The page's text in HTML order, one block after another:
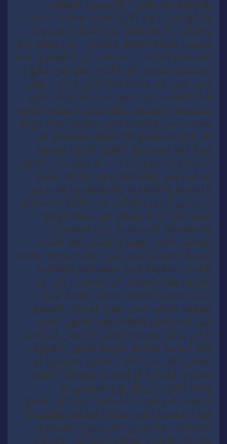
والكواليس ! و ( الآن) أمست مطالب : عجبا !
وبالتالي دائما نتكلم عن الشباب؛ ومحاولة
تشبيب الحياة العامة بالشباب؛ لكن حينما يتم
الاستماع للشباب؛ نستشف بأن الموضوع فيه
استهلاك كلامي أو بالأحرى لغـْو في لـغـوِ (
ومن لغى فلا جمعة له) أليس كذلك : ولأن
هذا الشباب يوجد في صلب التحولات التي
يشهدها المجتمع، فإنه يبدي استياءه بأوجه
متعددة من وضعيته ومن صعوبة إيجاد موقع
له داخل المجتمع (5) فهذا الاستنتاج من
لجنة لها مصداقية القول؛ كلجنة مشروع
النموذج التنموي الجديد، لا فرق. لكن الفرق
ما قيل في التظاهرة بدون مراعاة للقيم
الثقافية والأخلاقية وللموضوعية وللتدوين
التاريخي الحي والفاعل في ذاكرة المستقبل
.بحيث نقرأ ما لا يفهم عبر بساط الواقع
والمعايشة الإمبريقية بأن: المهرجان
الوطني الأول لمسرح الشباب هو امتداد
لتجربة المسرح المدرسي….هذه فرصة مهمة
للشباب لمعرفة حجم موهبتهم وإمكانية
احتراف هذا الميدان من عدمه…. إلى أن
تجربة مسرح الهواة محطة مهمة لإبراز
موهبة الشاب الذي ينوي احتراف المسرح
في المستقبل (6)هنا نعود لقانون الفكر
الذي يحكم بموجبه العقل؛ الرافض للتناقض؛
لأنه أساسا مخالفة صريحة لقانون الهوية .
بمعنى هل نحن أمام ( مسرح مدرسي) أم
(مسرح الشباب) أم (مسرح الهواة) ؟ نعلم
والله أعلم ؛ بأن كل نوع مسرحي له
خصوصيته وهويته الأساس؛ وإن كان المنبع
هو [ المسرح] في عطائه وشغبه وتلويناته
الجمالية ؛ فالمسرح المدرسي( تعليمي)
بالدرجة الأولى؛ فضاؤه المدرسة ومسرح